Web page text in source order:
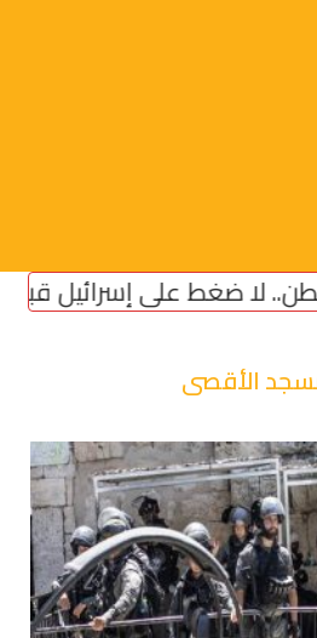
على إسرائيل قبل خطوات
الأقصى